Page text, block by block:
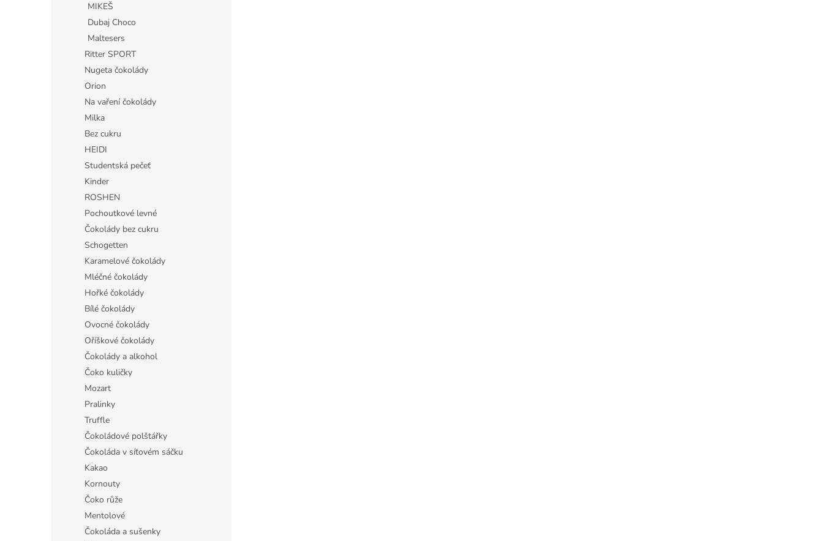
MIKEŠ
Dubaj Choco
Maltesers
Ritter SPORT
Nugeta čokolády
Orion
Na vaření čokolády
Milka
Bez cukru
HEIDI
Studentská pečeť
Kinder
ROSHEN
Pochoutkové levné
Čokolády bez cukru
Schogetten
Karamelové čokolády
Mléčné čokolády
Hořké čokolády
Bílé čokolády
Ovocné čokolády
Oříškové čokolády
Čokolády a alkohol
Čoko kuličky
Mozart
Pralinky
Truffle
Čokoládové polštářky
Čokoláda v síťovém sáčku
Kakao
Kornouty
Čoko růže
Mentolové
Čokoláda a sušenky